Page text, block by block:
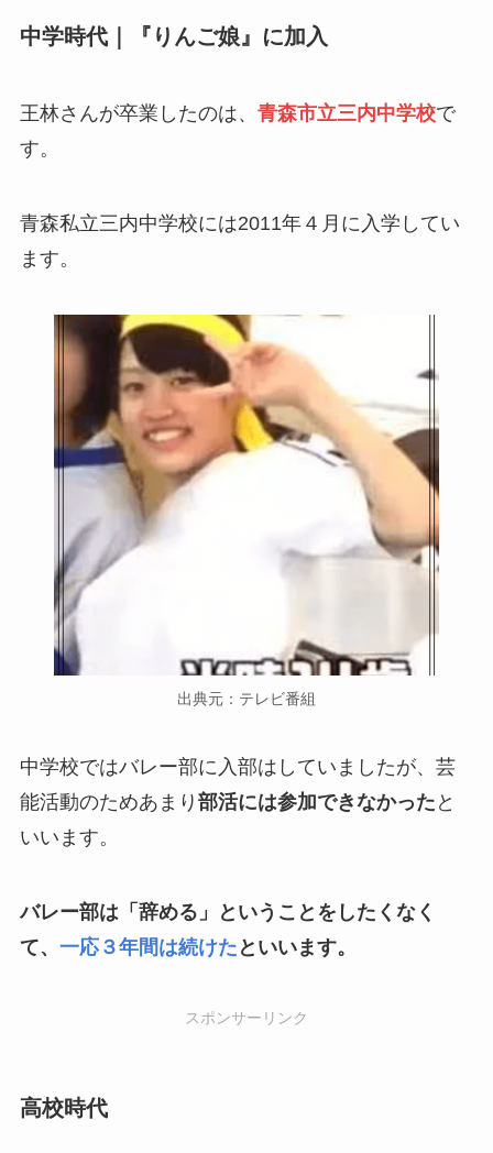
中学時代｜『りんご娘』に加入
王林さんが卒業したのは、 青森市立三内中学校で
す。
青森私立三内中学校には2011年４月に入学してい
ます。
出典元：テレビ番組
中学校ではバレー部に入部はしていましたが、芸
能活動のためあまり 部活には参加できなかった と
いいます。
バレー部は「辞める」ということをしたくなく
て、 一応３年間は続けた といいます。
スポンサーリンク
高校時代